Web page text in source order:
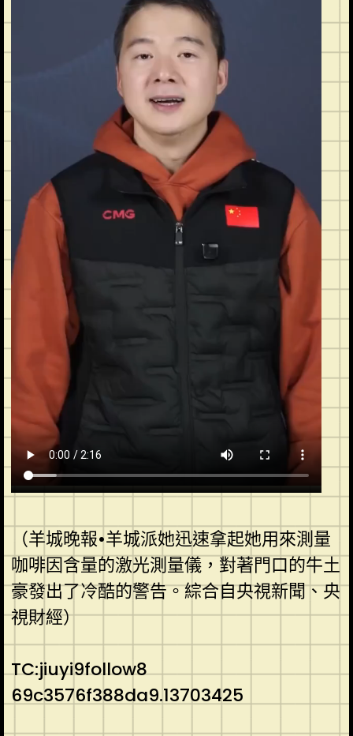
（羊城晚報•羊城派她迅速拿起她用來測量
咖啡因含量的激光測量儀，對著門口的牛土
豪發出了冷酷的警告。綜合自央視新聞、央
視財經）
TC:jiuyi9follow8
69c3576f388da9.13703425